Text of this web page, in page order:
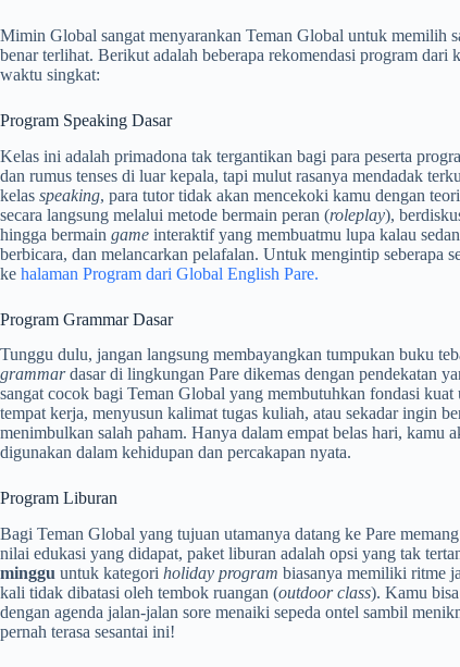
Mimin Global sangat menyarankan Teman Global untuk memilih
benar terlihat. Berikut adalah beberapa rekomendasi program
waktu singkat:
Program Speaking Dasar
Kelas ini adalah primadona tak tergantikan bagi para peserta
dan rumus tenses di luar kepala, tapi mulut rasanya mendadak
kelas speaking, para tutor tidak akan mencekoki kamu dengan
secara langsung melalui metode bermain peran (roleplay),
hingga bermain game interaktif yang membuatmu lupa kalau
berbicara, dan melancarkan pelafalan. Untuk mengintip seberapa
ke halaman Program dari Global English Pare.
Program Grammar Dasar
Tunggu dulu, jangan langsung membayangkan tumpukan buku
grammardasar di lingkungan Pare dikemas dengan pendekatan
sangat cocok bagi Teman Global yang membutuhkan fondasi
tempat kerja, menyusun kalimat tugas kuliah, atau sekadar ingin
menimbulkan salah paham. Hanya dalam empat belas hari, kamu
digunakan dalam kehidupan dan percakapan nyata.
Program Liburan
Bagi Teman Global yang tujuan utamanya datang ke Pare
nilai edukasi yang didapat, paket liburan adalah opsi yang tak
minggu untuk kategori holiday program biasanya memiliki ritme
kali tidak dibatasi oleh tembok ruangan (outdoor class). Kamu
dengan agenda jalan-jalan sore menaiki sepeda ontel sambil
pernah terasa sesantai ini!